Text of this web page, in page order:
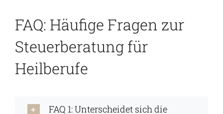
FAQ: Häufige Fragen zur
Steuerberatung für
Heilberufe
FAQ 1: Unterscheidet sich die